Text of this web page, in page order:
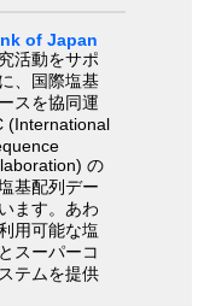
of Japan
活動をサポ
、国際塩基
スを協同運
(International
の
基配列デー
ます。あわ
用可能な塩
スーパーコ
テムを提供